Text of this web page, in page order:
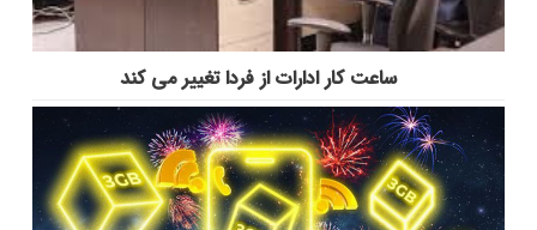
ساعت کار ادارات از فردا تغییر می کند